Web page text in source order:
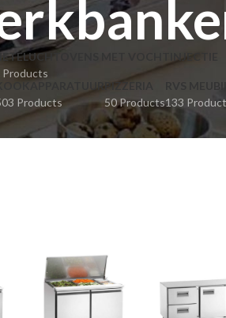
MET VOCHTINJECTIE
Products
KOOKAPPARATUUR
Products
PIZZERIA
50 Products
RVS
133